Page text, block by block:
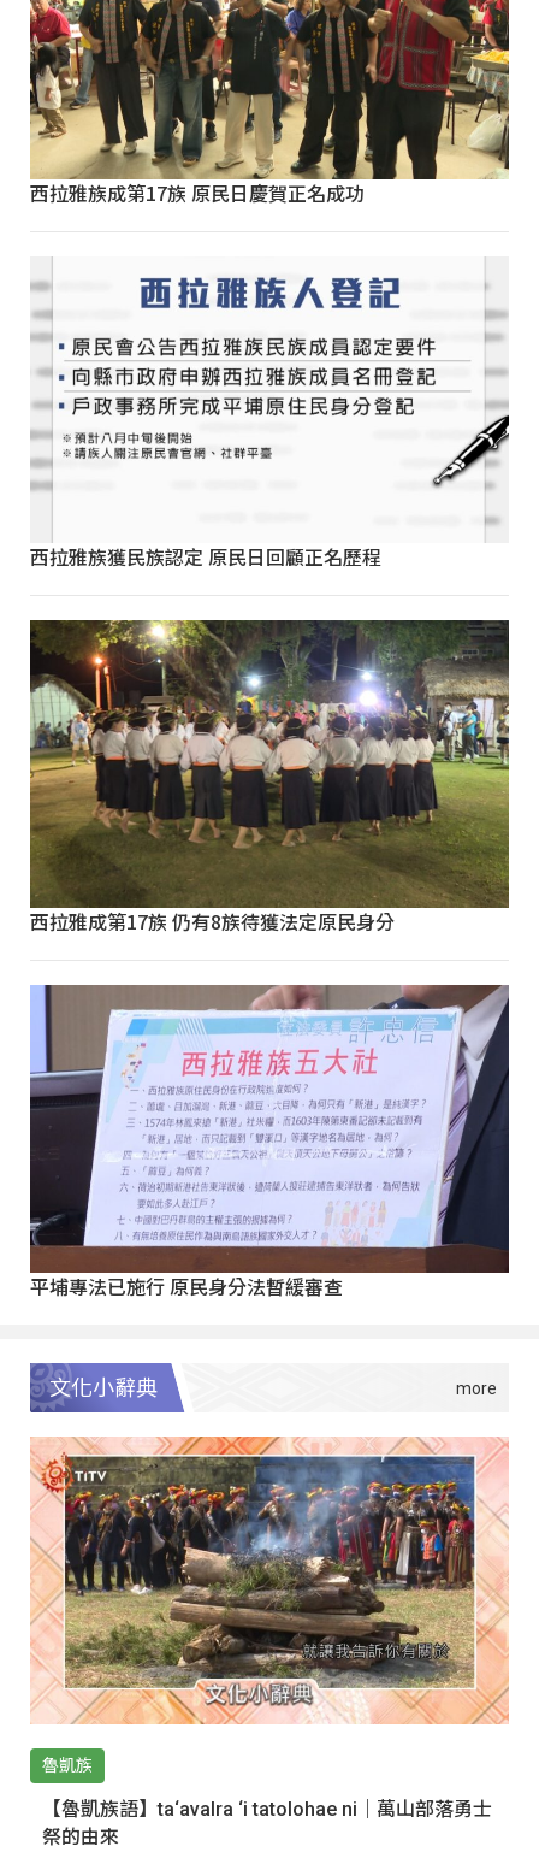
西拉雅族成第17族 原民日慶賀正名成功
西拉雅族獲民族認定 原民日回顧正名歷程
西拉雅成第17族 仍有8族待獲法定原民身分
平埔專法已施行 原民身分法暫緩審查
文化小辭典
魯凱族
【魯凱族語】ta‘avalra ‘i tatolohae ni｜萬山部落勇士
祭的由來